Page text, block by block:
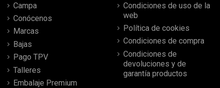
Campa
Conócenos
Marcas
Bajas
Pago TPV
Talleres
Embalaje Premium
Condiciones de uso de la
web
Política de cookies
Condiciones de compra
Condiciones de
devoluciones y de
garantía productos